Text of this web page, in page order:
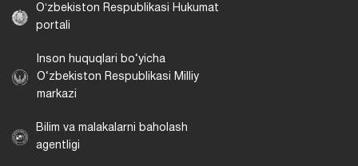
Oʻzbekiston Respublikasi Hukumat
portali
Inson huquqlari bo‘yicha
O‘zbekiston Respublikasi Milliy
markazi
Bilim va malakalarni baholash
agentligi